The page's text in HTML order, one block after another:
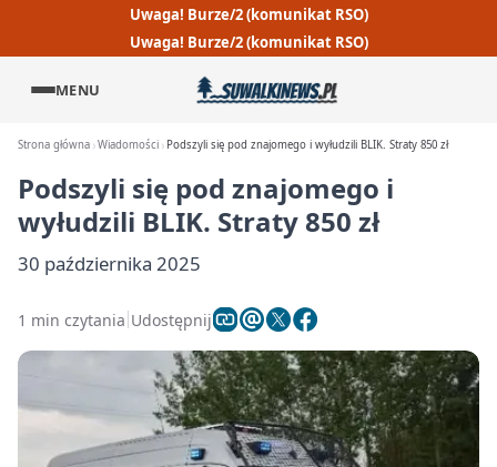
Uwaga! Burze/2 (komunikat RSO)
Uwaga! Burze/2 (komunikat RSO)
MENU
Strona główna Wiadomości Podszyli się pod znajomego i wyłudzili BLIK. Straty 850 zł
Podszyli się pod znajomego i
wyłudzili BLIK. Straty 850 zł
30 października 2025
1 min czytania Udostępnij